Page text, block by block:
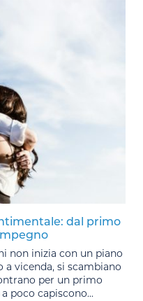
dal primo
non inizia con un piano
a vicenda, si scambiano
per un primo
poco capiscono...